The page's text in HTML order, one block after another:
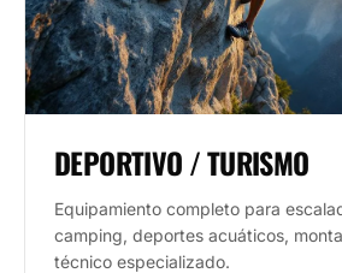
DEPORTIVO / TURISMO
Equipamiento completo para
camping, deportes acuáticos,
técnico especializado.